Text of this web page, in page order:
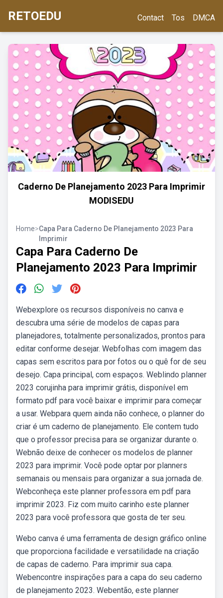
RETOEDU Contact Tos DMCA
Caderno De Planejamento 2023 Para Imprimir
MODISEDU
Home>Capa Para Caderno De Planejamento 2023 Para
Imprimir
Capa Para Caderno De
Planejamento 2023 Para Imprimir
Webexplore os recursos disponíveis no canva e
descubra uma série de modelos de capas para
planejadores, totalmente personalizados, prontos para
editar conforme desejar. Webfolhas com imagem das
capas sem escritos para por fotos ou o quê for de seu
desejo. Capa principal, com espaços. Weblindo planner
2023 corujinha para imprimir grátis, disponível em
formato pdf para você baixar e imprimir para começar
a usar. Webpara quem ainda não conhece, o planner do
criar é um caderno de planejamento. Ele contem tudo
que o professor precisa para se organizar durante o.
Webnão deixe de conhecer os modelos de planner
2023 para imprimir. Você pode optar por planners
semanais ou mensais para organizar a sua jornada de.
Webconheça este planner professora em pdf para
imprimir 2023. Fiz com muito carinho este planner
2023 para você professora que gosta de ter seu.
Webo canva é uma ferramenta de design gráfico online
que proporciona facilidade e versatilidade na criação
de capas de caderno. Para imprimir sua capa.
Webencontre inspirações para a capa do seu caderno
de planejamento 2023. Webentão, este planner